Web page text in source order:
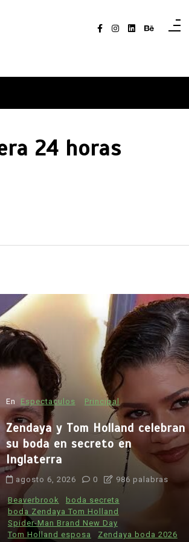
24 horas
En Principal
Muchos fumadores aún
desconocen los riesgos del
tabaco: estudio revela
preocupante falta de